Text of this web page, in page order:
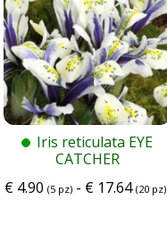
Iris reticulata EYE
CATCHER
€4.90 (5 pz)- €17.64 (20 pz)